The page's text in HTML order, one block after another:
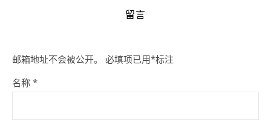
留言
邮箱地址不会被公开。 必填项已用*标注
名称 *